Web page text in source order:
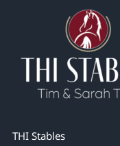
THI Stables